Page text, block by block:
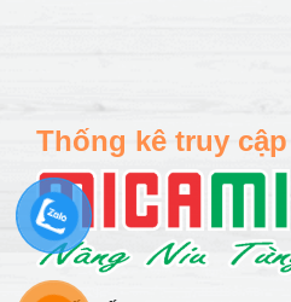
Thống kê truy cập